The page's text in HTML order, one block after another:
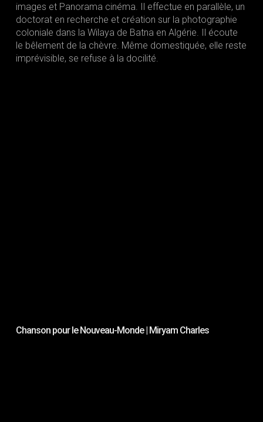
images et Panorama cinéma. Il effectue en parallèle, un
doctorat en recherche et création sur la photographie
coloniale dans la Wilaya de Batna en Algérie. Il écoute
le bêlement de la chèvre. Même domestiquée, elle reste
imprévisible, se refuse à la docilité.
Chanson pour le Nouveau-Monde | Miryam Charles